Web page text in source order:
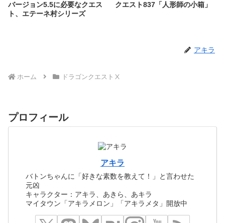
バージョン5.5に必要なクエス
ト、エテーネ村シリーズ
クエスト837「人形師の小箱」
アキラ
ホーム ドラゴンクエストⅩ
プロフィール
アキラ
バトンちゃんに「好きな素数を教えて！」と言わせた
元凶
キャラクター：アキラ、あきら、あキラ
マイタウン「アキラメロン」「アキラメタ」開放中